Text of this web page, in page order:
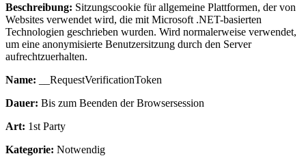
Beschreibung: Sitzungscookie für allgemeine Plattformen, der von
Websites verwendet wird, die mit Microsoft .NET-basierten
Technologien geschrieben wurden. Wird normalerweise verwendet,
um eine anonymisierte Benutzersitzung durch den Server
aufrechtzuerhalten.
Name: __RequestVerificationToken
Dauer: Bis zum Beenden der Browsersession
Art: 1st Party
Kategorie: Notwendig